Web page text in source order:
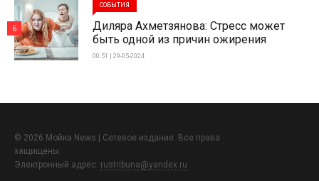
СОБЫТИЯ
Диляра Ахметзянова: Стресс может
быть одной из причин ожирения
00:51 | 29-05-2024
6
© 2026 Мойка News | Сетевое издание. Все права
защищены.
Электронный адрес: rustribuna@yandex.ru